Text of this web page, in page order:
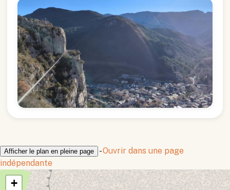
Afficher le plan en pleine page -Ouvrir dans une page
indépendante